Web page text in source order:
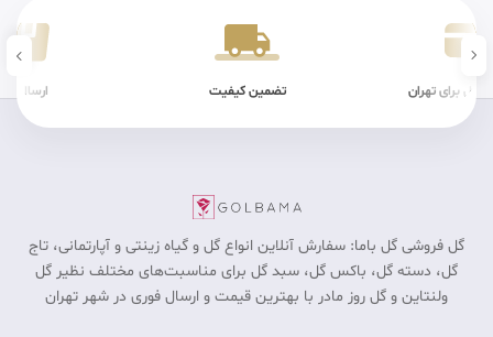
کیفیت ارسال سریع شرایط
گل فروشی گل باما: سفارش آنلاین انواع گل و گیاه زینتی و آپارتمانی، تاج
گل، دسته گل، باکس گل، سبد گل برای مناسبت‎‌های مختلف نظیر گل
ولنتاین و گل روز مادر با بهترین قیمت و ارسال فوری در شهر تهران